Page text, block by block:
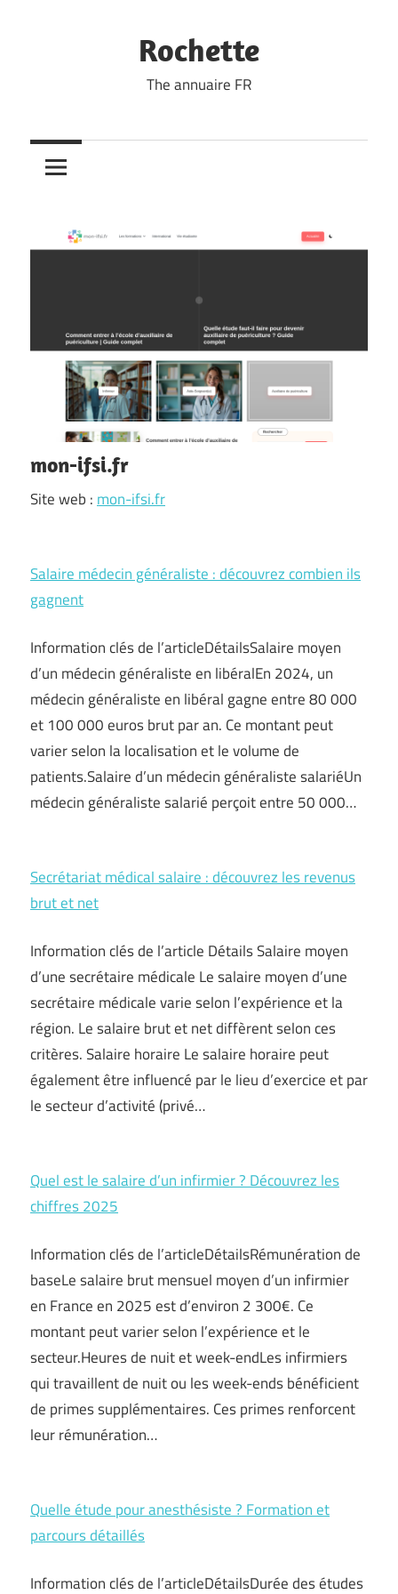
Rochette
The annuaire FR
mon-ifsi.fr
Site web : mon-ifsi.fr
Salaire médecin généraliste : découvrez combien ils
gagnent
Information clés de l’articleDétailsSalaire moyen
d’un médecin généraliste en libéralEn 2024, un
médecin généraliste en libéral gagne entre 80 000
et 100 000 euros brut par an. Ce montant peut
varier selon la localisation et le volume de
patients.Salaire d’un médecin généraliste salariéUn
médecin généraliste salarié perçoit entre 50 000…
Secrétariat médical salaire : découvrez les revenus
brut et net
Information clés de l’article Détails Salaire moyen
d’une secrétaire médicale Le salaire moyen d’une
secrétaire médicale varie selon l’expérience et la
région. Le salaire brut et net diffèrent selon ces
critères. Salaire horaire Le salaire horaire peut
également être influencé par le lieu d’exercice et par
le secteur d’activité (privé…
Quel est le salaire d’un infirmier ? Découvrez les
chiffres 2025
Information clés de l’articleDétailsRémunération de
baseLe salaire brut mensuel moyen d’un infirmier
en France en 2025 est d’environ 2 300€. Ce
montant peut varier selon l’expérience et le
secteur.Heures de nuit et week-endLes infirmiers
qui travaillent de nuit ou les week-ends bénéficient
de primes supplémentaires. Ces primes renforcent
leur rémunération…
Quelle étude pour anesthésiste ? Formation et
parcours détaillés
Information clés de l’articleDétailsDurée des études